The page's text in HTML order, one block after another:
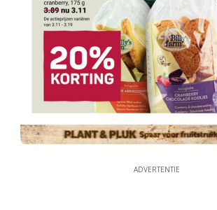
ADVERTENTIE